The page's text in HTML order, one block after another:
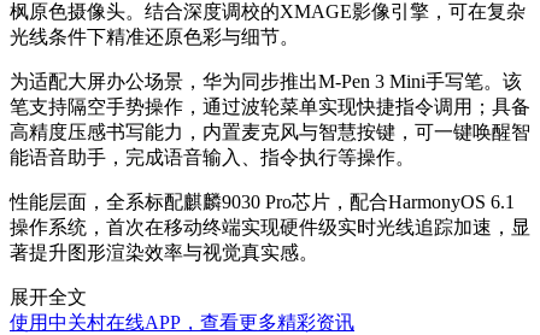
枫原色摄像头。结合深度调校的XMAGE影像引擎，可在复杂
光线条件下精准还原色彩与细节。
为适配大屏办公场景，华为同步推出M-Pen 3 Mini手写笔。该
笔支持隔空手势操作，通过波轮菜单实现快捷指令调用；具备
高精度压感书写能力，内置麦克风与智慧按键，可一键唤醒智
能语音助手，完成语音输入、指令执行等操作。
性能层面，全系标配麒麟9030 Pro芯片，配合HarmonyOS 6.1
操作系统，首次在移动终端实现硬件级实时光线追踪加速，显
著提升图形渲染效率与视觉真实感。
展开全文
使用中关村在线APP，查看更多精彩资讯